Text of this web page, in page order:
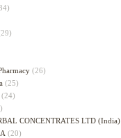
мозга
(29)
(26)
(25)
(24)
CONCENTRATES LTD (India)
(20)